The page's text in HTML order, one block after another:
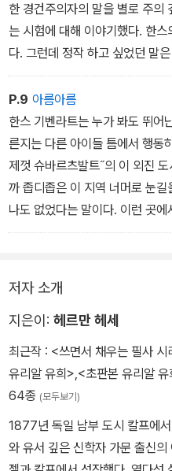
한 경건주의자의 말을 별로 주의
는 시험에 대해 이야기했다. 한
다. 그런데 정작 하고 싶었던 말
우연적인 일에지나지 않는다. 시
가 없다. 그런 일은 최고 수재에
그런 일이 일어난다면, 신이 한
해 두고 있으며 언젠가는 각자에
점을 명심하라고 했다.
P.9 아름아름
한스 기벤라트는 누가 봐도 뛰어
른지는 다른 아이들 틈에서 행동
제껏 슈바르츠발트˝의 이 외진
까 좁디좁은 이 지역 너머로 눈
나도 없었다는 말이다. 이런 곳
한 머리, 세련된걸음걸이의 소년
었던 것 말고는 다른 특별한 점
려 대상이 아니었다. 그렇다면
수없이 키워 냈을 뿐, 재능 있는
한 이 오래된 도시에서 한스같은
비스런 불꽃이 내려온 것이나 다
저자 소개
지은이: 헤르만 헤세
최근작 : <쓰면서 채우는 필사
유리알 유희>,<초판본 유리알
64종 (모두보기)
1877년 독일 남부 도시 칼프에
와 유서 깊은 신학자 가문 출신